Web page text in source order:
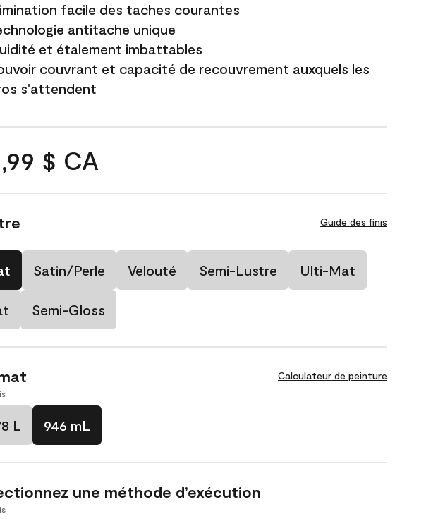
facile des taches courantes
antitache unique
et étalement imbattables
couvrant et capacité de recouvrement auxquels les
s'attendent
$ CA
Guide des finis
Satin/Perle Velouté Semi-Lustre Ulti-Mat
Semi-Gloss
Calculateur de peinture
L 946 mL
une méthode d’exécution